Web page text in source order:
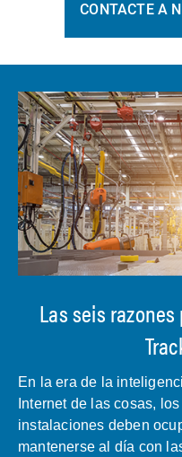
CONTACTE A
Las seis
En la era de la
Internet de las cosas,
instalaciones deben
mantenerse al día con